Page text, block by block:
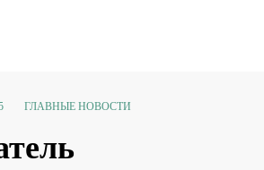
ГЛАВНЫЕ НОВОСТИ